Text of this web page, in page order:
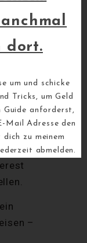
also
dazu
–
dort.
um und schicke
Tricks, um Geld
Guide anforderst,
Mail Adresse den
zu meinem
abmelden.